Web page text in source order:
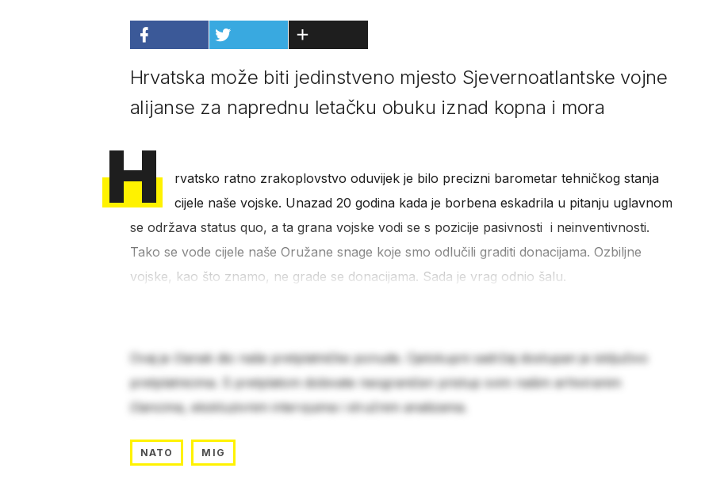
Hrvatska može biti jedinstveno mjesto Sjevernoatlantske vojne
alijanse za naprednu letačku obuku iznad kopna i mora
H
rvatsko ratno zrakoplovstvo oduvijek je bilo precizni barometar tehničkog stanja
cijele naše vojske. Unazad 20 godina kada je borbena eskadrila u pitanju uglavnom
se održava status quo, a ta grana vojske vodi se s pozicije pasivnosti i neinventivnosti.
Tako se vode cijele naše Oružane snage koje smo odlučili graditi donacijama. Ozbiljne
vojske, kao što znamo, ne grade se donacijama. Sada je vrag odnio šalu.
Ovaj je članak dio naše pretplatničke ponude. Cjelokupni sadržaj dostupan je isključivo
pretplatnicima. S pretplatom dobivate neograničen pristup svim našim arhiviranim
člancima, ekskluzivnim intervjuima i stručnim analizama.
NATO MIG